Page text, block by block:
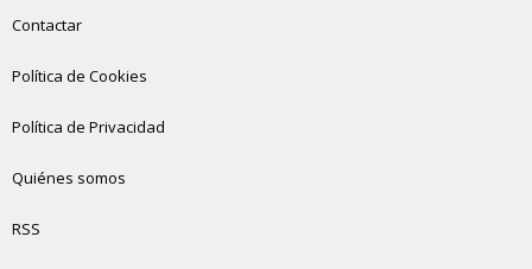
Contactar
Política de Cookies
Política de Privacidad
Quiénes somos
RSS